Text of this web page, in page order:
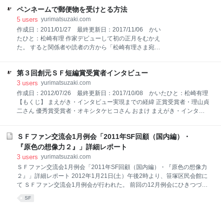
ペンネームで郵便物を受けとる方法
5 users yurimatsuzaki.com
作成日：2011/01/27 最終更新日：2017/11/06 かい
たひと：松崎有理 作家デビューして初の正月をむかえ
た。 すると関係者や読者の方から「松崎有理さま宛で
う、郵便受けにペンネームは出しておいたし、宅急便
は問題なく届くのでこれまで気づかなかった（出版社
からのゲラは宅急便でくるのです）。 しかし、郵便物
が届かないのはとてもまずい。 さっそく対策すべく、
地元の郵便局へ走る。 「すみません。いま、うちの郵
任者登場。 責任者「じつは、郵便受けに名前を出すだ
けではだめなんです。 郵便局には、各住居にだれがす
んでいるかを登録している配達台帳が存在しまして、
そちらに名前がないばあい、郵便物は差出
第３回創元ＳＦ短編賞受賞者インタビュー
3 users yurimatsuzaki.com
作成日：2012/07/26 最終更新日：2017/10/08 かいたひと：松崎有理
【もくじ】 まえがき・インタビュー実現までの経緯 正賞受賞者・理山貞
二さん 優秀賞受賞者・オキシタケヒコさん おまけ まえがき・インタビ
絵です。しかし、ネタばれだなこれは」どこがどうネタバレなのか松崎
にはまったくわからず。担当氏の補足によると「『宇宙の戦士』の機動
歩兵だよ。なんでわかんないかなあ」すみませんモデルとかビジュアル
よわいのです。「これってさいきんつくり直された加藤直之さんデザイ
ンのほうですよね理山さん」「そうですよくおわかりで」と、さらにデ
ィープな世界が展開。いやはや。 松崎の出身賞である創元ＳＦ短編賞も
ＳＦファン交流会1月例会「2011年SF回顧（国内編）・
『原色の想像力２』」詳細レポート
3 users yurimatsuzaki.com
ＳＦファン交流会1月例会「2011年SF回顧（国内編）・『原色の想像力
２』」詳細レポート 2012年1月21日(土）午後2時より、笹塚区民会館に
て ＳＦファン交流会1月例会が行われた。 前回の12月例会にひきつづ
SF